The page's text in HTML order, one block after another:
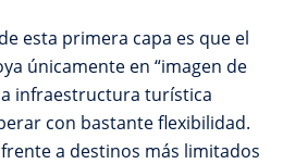
esta primera capa es que el
únicamente en “imagen de
infraestructura turística
con bastante flexibilidad.
a destinos más limitados